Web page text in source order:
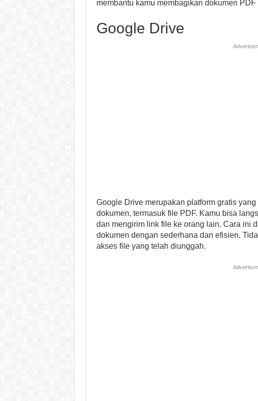
membantu kamu membagikan dokumen PDF
Google Drive
Google Drive merupakan platform gratis
dokumen, termasuk file PDF. Kamu bisa
dan mengirim link file ke orang lain. Cara ini
dokumen dengan sederhana dan efisien.
akses file yang telah diunggah.